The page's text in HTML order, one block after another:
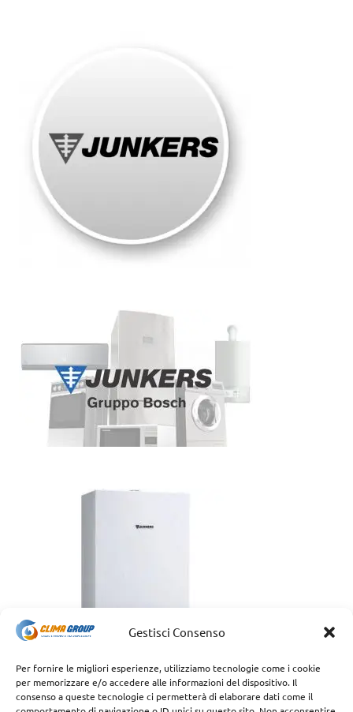
Gestisci Consenso
Per fornire le migliori esperienze, utilizziamo tecnologie come i cookie
per memorizzare e/o accedere alle informazioni del dispositivo. Il
consenso a queste tecnologie ci permetterà di elaborare dati come il